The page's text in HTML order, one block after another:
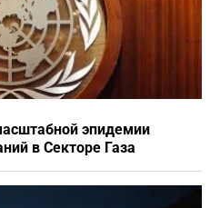
эпидемии
в Секторе Газа